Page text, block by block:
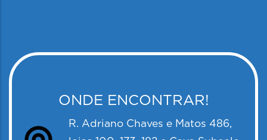
ONDE ENCONTRAR!
R. Adriano Chaves e Matos 486,